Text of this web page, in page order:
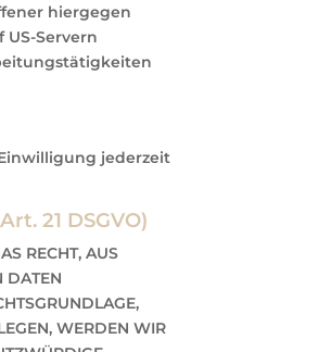
hiergegen
Servern
jederzeit
21 DSGVO)
RECHT, AUS
DATEN
WERDEN WIR